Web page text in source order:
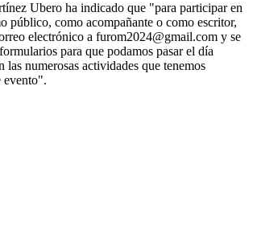
Ubero ha indicado que "para participar en
público, como acompañante o como escritor,
electrónico a furom2024@gmail.com y se
para que podamos pasar el día
las numerosas actividades que tenemos
evento".